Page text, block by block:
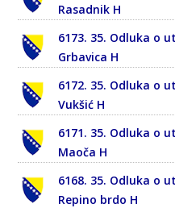
Rasadnik H
6173. 35. Odluka o
Grbavica H
6172. 35. Odluka o
Vukšić H
6171. 35. Odluka o
Maoča H
6168. 35. Odluka o
Repino brdo H